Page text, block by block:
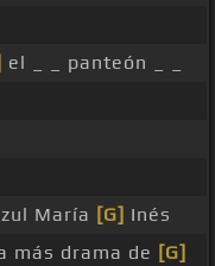
el _ _ panteón _ _
María [G] Inés
más drama de [G]